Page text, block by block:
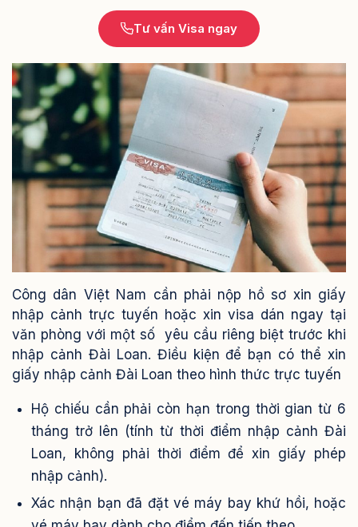
Tư vấn Visa ngay
Công dân Việt Nam cần phải nộp hồ sơ xin giấy
nhập cảnh trực tuyến hoặc xin visa dán ngay tại
văn phòng với một số yêu cầu riêng biệt trước khi
nhập cảnh Đài Loan. Điều kiện để bạn có thể xin
giấy nhập cảnh Đài Loan theo hình thức trực tuyến
Hộ chiếu cần phải còn hạn trong thời gian từ 6
tháng trở lên (tính từ thời điểm nhập cảnh Đài
Loan, không phải thời điểm để xin giấy phép
nhập cảnh).
Xác nhận bạn đã đặt vé máy bay khứ hồi, hoặc